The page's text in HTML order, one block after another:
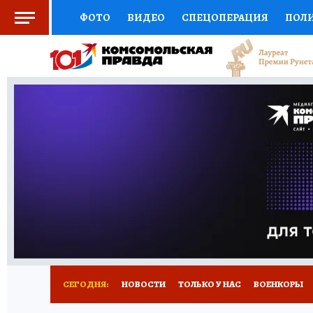
ФОТО ВИДЕО СПЕЦОПЕРАЦИЯ
СОЦПОДДЕРЖКА НАУКА СПОРТ
ВЫБОР ЭКСПЕРТОВ ДОКТОР
ПРОГНОЗЫ НА СПОРТ
ОБЪЯВЛЕНИЯ
СЕГОДНЯ: НОВОСТИ ТОЛЬКО У НАС ВОЕНКОРЫ